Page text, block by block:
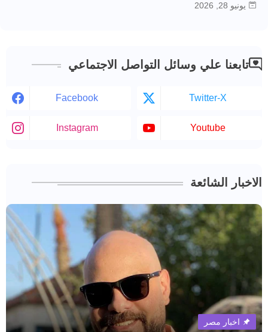
يونيو 28, 2026
تابعنا علي وسائل التواصل الاجتماعي
Facebook Twitter-X
Instagram Youtube
الاخبار الشائعة
اخبار مصر